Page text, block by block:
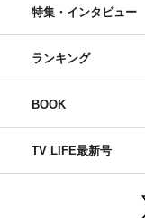
特集・インタビュー
ランキング
BOOK
TV LIFE最新号